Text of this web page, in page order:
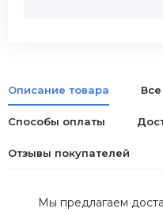
Описание товара
Способы оплаты
Отзывы покупателей
Мы предлагаем